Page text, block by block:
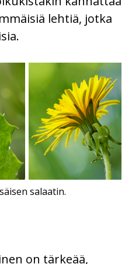
lehtiä, jotka
salaatin.
on tärkeää,